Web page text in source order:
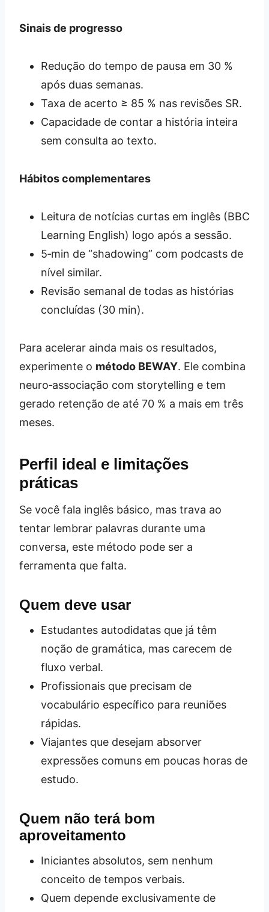
Sinais de progresso
Redução do tempo de pausa em 30 %
após duas semanas.
Taxa de acerto ≥ 85 % nas revisões SR.
Capacidade de contar a história inteira
sem consulta ao texto.
Hábitos complementares
Leitura de notícias curtas em inglês (BBC
Learning English) logo após a sessão.
5‑min de “shadowing” com podcasts de
nível similar.
Revisão semanal de todas as histórias
concluídas (30 min).
Para acelerar ainda mais os resultados,
experimente o método BEWAY. Ele combina
neuro‑associação com storytelling e tem
gerado retenção de até 70 % a mais em três
meses.
Perfil ideal e limitações
práticas
Se você fala inglês básico, mas trava ao
tentar lembrar palavras durante uma
conversa, este método pode ser a
ferramenta que falta.
Quem deve usar
Estudantes autodidatas que já têm
noção de gramática, mas carecem de
fluxo verbal.
Profissionais que precisam de
vocabulário específico para reuniões
rápidas.
Viajantes que desejam absorver
expressões comuns em poucas horas de
estudo.
Quem não terá bom
aproveitamento
Iniciantes absolutos, sem nenhum
conceito de tempos verbais.
Quem depende exclusivamente de